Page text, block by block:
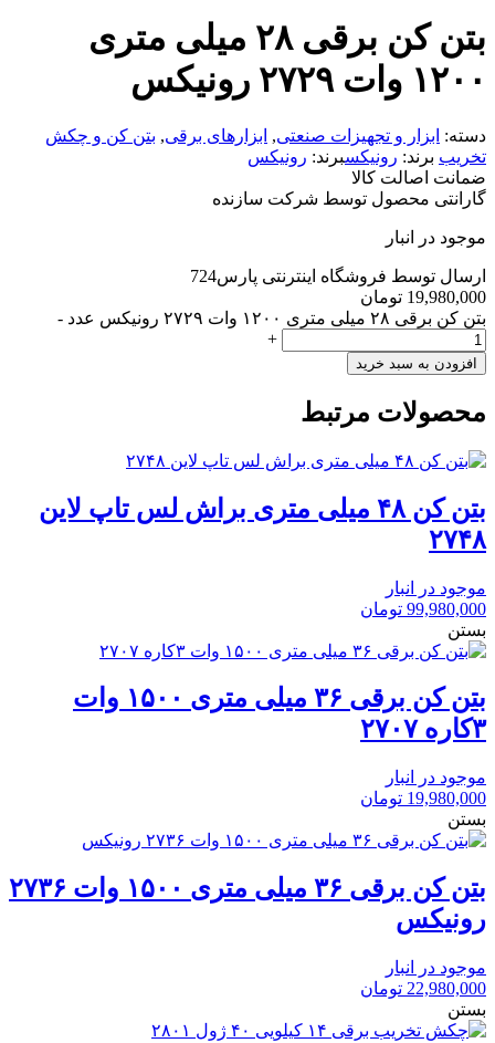
بتن کن برقی ۲۸ میلی متری
۱۲۰۰ وات ۲۷۲۹ رونیکس
دسته: ابزار و تجهیزات صنعتی, ابزارهای برقی, بتن کن و چکش
تخریب برند: رونیکسبرند: رونیکس
ضمانت اصالت کالا
گارانتی محصول توسط شرکت سازنده
موجود در انبار
ارسال توسط فروشگاه اینترنتی پارس724
19,980,000 تومان
بتن کن برقی ۲۸ میلی متری ۱۲۰۰ وات ۲۷۲۹ رونیکس عدد
-
+
افزودن به سبد خرید
محصولات مرتبط
بتن کن ۴۸ میلی متری براش لس تاپ لاین
۲۷۴۸
موجود در انبار
99,980,000 تومان
بستن
بتن کن برقی ۳۶ میلی متری ۱۵۰۰ وات
۳کاره ۲۷۰۷
موجود در انبار
19,980,000 تومان
بستن
بتن کن برقی ۳۶ میلی متری ۱۵۰۰ وات ۲۷۳۶
رونیکس
موجود در انبار
22,980,000 تومان
بستن